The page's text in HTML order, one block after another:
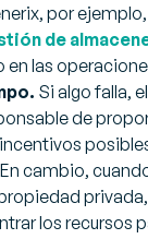
por
de
las
Si algo falla,
de
cambio,
los recursos